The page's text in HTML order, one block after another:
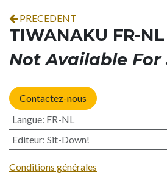
PRECEDENT
TIWANAKU FR-NL
Not Available For
Contactez-nous
Langue: FR-NL
Editeur: Sit-Down!
Conditions générales